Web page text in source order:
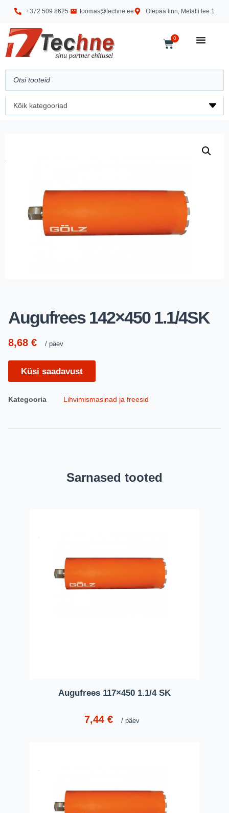
+372 509 8625 toomas@techne.ee Otepää linn, Metalli tee 1
0
Augufrees 142×450 1.1/4SK
8,68 € päev
Küsi saadavust
Kategooria Lihvimismasinad ja freesid
Sarnased tooted
Augufrees 117×450 1.1/4 SK
7,44 € päev